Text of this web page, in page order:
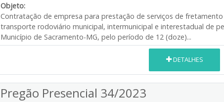
Objeto:
Contratação de empresa para prestação de serviços de
transporte rodoviário municipal, intermunicipal e interestadual de
Município de Sacramento-MG, pelo período de 12 (doze)...
DETALHES
Pregão Presencial 34/2023